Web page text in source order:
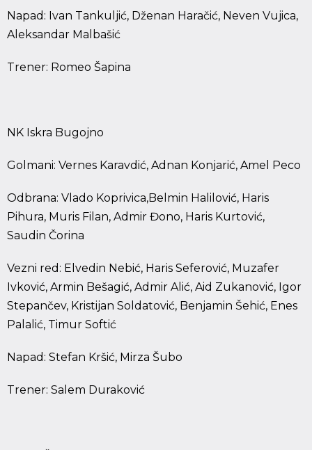
Napad: Ivan Tankuljić, Dženan Haračić, Neven Vujica,
Aleksandar Malbašić
Trener: Romeo Šapina
NK Iskra Bugojno
Golmani: Vernes Karavdić, Adnan Konjarić, Amel Peco
Odbrana: Vlado Koprivica,Belmin Halilović, Haris
Pihura, Muris Filan, Admir Đono, Haris Kurtović,
Saudin Čorina
Vezni red: Elvedin Nebić, Haris Seferović, Muzafer
Ivković, Armin Bešagić, Admir Alić, Aid Zukanović, Igor
Stepančev, Kristijan Soldatović, Benjamin Šehić, Enes
Palalić, Timur Softić
Napad: Stefan Kršić, Mirza Šubo
Trener: Salem Duraković